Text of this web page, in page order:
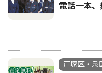
電話一本
戸塚区・泉